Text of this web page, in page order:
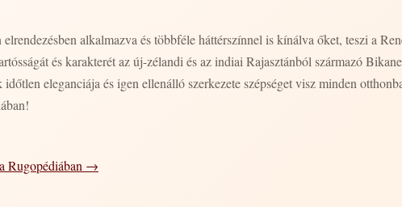
alkalmazva és többféle háttérszínnel is kínálva őket, teszi a
és karakterét az új-zélandi és az indiai Rajasztánból származó
eleganciája és igen ellenálló szerkezete szépséget visz minden
Rugopédiában →